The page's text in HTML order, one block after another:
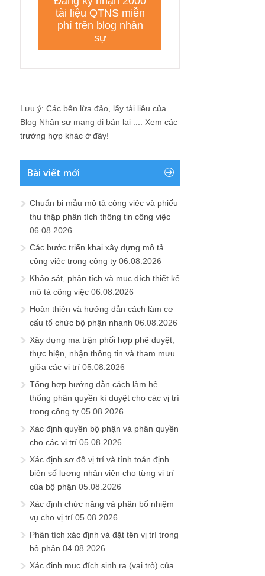
Lưu ý: Các bên lừa đảo, lấy tài liệu của
Blog Nhân sự mang đi bán lại .... Xem các
trường hợp khác ở đây!
Bài viết mới
Chuẩn bị mẫu mô tả công việc và phiếu
thu thập phân tích thông tin công việc
06.08.2026
Các bước triển khai xây dựng mô tả
công việc trong công ty 06.08.2026
Khảo sát, phân tích và mục đích thiết kế
mô tả công việc 06.08.2026
Hoàn thiện và hướng dẫn cách làm cơ
cấu tổ chức bộ phận nhanh 06.08.2026
Xây dựng ma trận phối hợp phê duyệt,
thực hiện, nhận thông tin và tham mưu
giữa các vị trí 05.08.2026
Tổng hợp hướng dẫn cách làm hệ
thống phân quyền kí duyệt cho các vị trí
trong công ty 05.08.2026
Xác định quyền bộ phận và phân quyền
cho các vị trí 05.08.2026
Xác định sơ đồ vị trí và tính toán định
biên số lượng nhân viên cho từng vị trí
của bộ phận 05.08.2026
Xác định chức năng và phân bổ nhiệm
vụ cho vị trí 05.08.2026
Phân tích xác định và đặt tên vị trí trong
bộ phận 04.08.2026
Xác định mục đích sinh ra (vai trò) của